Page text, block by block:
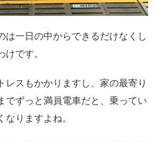
は一日の中からできるだけなくし
けです。
レスもかかりますし、家の最寄り
でずっと満員電車だと、乗ってい
なりますよね。